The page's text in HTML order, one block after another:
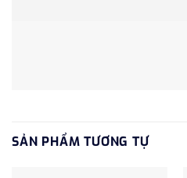
SẢN PHẨM TƯƠNG TỰ